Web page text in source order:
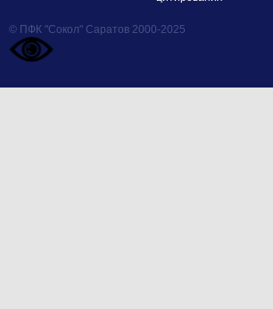
© ПФК "Сокол" Саратов 2000-2025